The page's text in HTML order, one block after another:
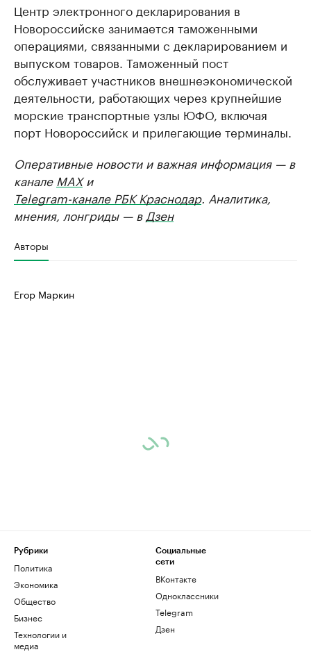
Центр электронного декларирования в
Новороссийске занимается таможенными
операциями, связанными с декларированием и
выпуском товаров. Таможенный пост
обслуживает участников внешнеэкономической
деятельности, работающих через крупнейшие
морские транспортные узлы ЮФО, включая
порт Новороссийск и прилегающие терминалы.
Оперативные новости и важная информация — в
канале MAXи
Telegram-канале РБК Краснодар. Аналитика,
мнения, лонгриды — в Дзен
Авторы
Егор Маркин
Рубрики
Политика
Экономика
Общество
Бизнес
Технологии и
медиа
Социальные
сети
ВКонтакте
Одноклассники
Telegram
Дзен